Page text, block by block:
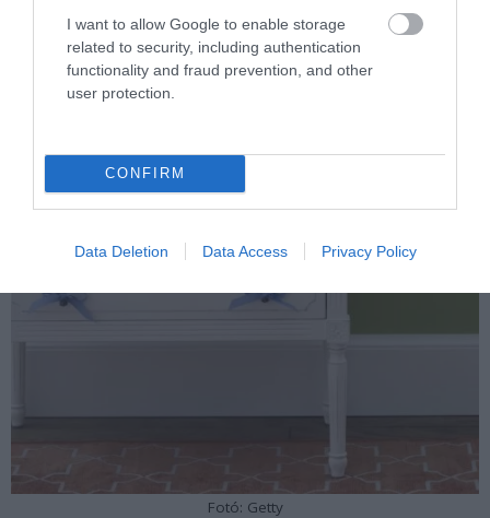
I want to allow Google to enable storage
related to security, including authentication
functionality and fraud prevention, and other
user protection.
CONFIRM
Data Deletion Data Access Privacy Policy
Fotó: Getty